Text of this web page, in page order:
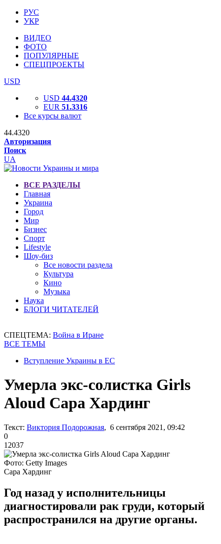
РУС
УКР
ВИДЕО
ФОТО
ПОПУЛЯРНЫЕ
СПЕЦПРОЕКТЫ
USD
USD 44.4320
EUR 51.3316
Все курсы валют
44.4320
Авторизация
Поиск
UA
ВСЕ РАЗДЕЛЫ
Главная
Украина
Город
Мир
Бизнес
Спорт
Lifestyle
Шоу-биз
Все новости раздела
Культура
Кино
Музыка
Наука
БЛОГИ ЧИТАТЕЛЕЙ
СПЕЦТЕМА: Война в Иране
ВСЕ ТЕМЫ
Вступление Украины в ЕС
Умерла экс-солистка Girls
Aloud Сара Хардинг
Текст: Виктория Подорожная, 6 сентября 2021, 09:42
0
12037
Фото: Getty Images
Сара Хардинг
Год назад у исполнительницы
диагностировали рак груди, который
распространился на другие органы.